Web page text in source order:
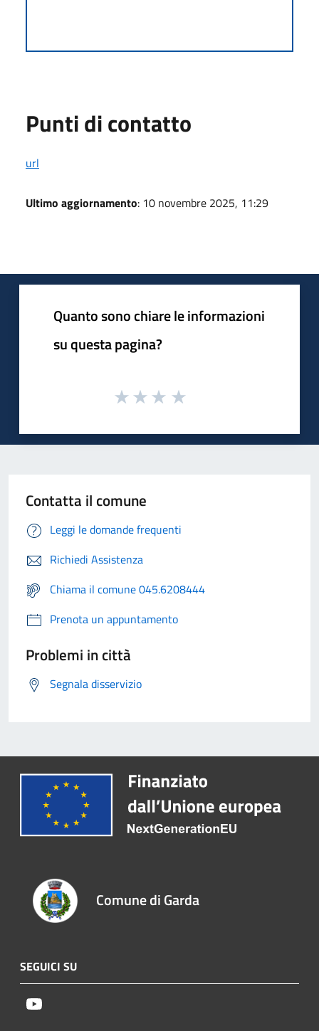
Punti di contatto
url
Ultimo aggiornamento: 10 novembre 2025, 11:29
Quanto sono chiare le informazioni
su questa pagina?
Contatta il comune
Leggi le domande frequenti
Richiedi Assistenza
Chiama il comune 045.6208444
Prenota un appuntamento
Problemi in città
Segnala disservizio
Comune di Garda
SEGUICI SU